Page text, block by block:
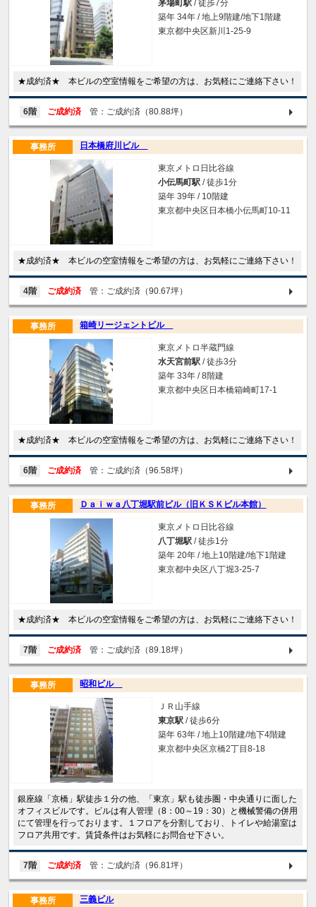
茅場町駅 / 徒歩7分
築年 34年 / 地上9階建/地下1階建
東京都中央区新川1-25-9
★成約済★ 本ビルの空室情報をご希望の方は、お気軽にご連絡下さい！
6階 ご成約済 管：ご成約済（80.88坪）
日本橋府川ビル
事務所
東京メトロ日比谷線
小伝馬町駅 / 徒歩1分
築年 39年 / 10階建
東京都中央区日本橋小伝馬町10-11
★成約済★ 本ビルの空室情報をご希望の方は、お気軽にご連絡下さい！
4階 ご成約済 管：ご成約済（90.67坪）
箱崎リージェントビル
事務所
東京メトロ半蔵門線
水天宮前駅 / 徒歩3分
築年 33年 / 8階建
東京都中央区日本橋箱崎町17-1
★成約済★ 本ビルの空室情報をご希望の方は、お気軽にご連絡下さい！
6階 ご成約済 管：ご成約済（96.58坪）
Ｄａｉｗａ八丁堀駅前ビル（旧ＫＳＫビル本館）
事務所
東京メトロ日比谷線
八丁堀駅 / 徒歩1分
築年 20年 / 地上10階建/地下1階建
東京都中央区八丁堀3-25-7
★成約済★ 本ビルの空室情報をご希望の方は、お気軽にご連絡下さい！
7階 ご成約済 管：ご成約済（89.18坪）
昭和ビル
事務所
ＪＲ山手線
東京駅 / 徒歩6分
築年 63年 / 地上10階建/地下4階建
東京都中央区京橋2丁目8-18
銀座線「京橋」駅徒歩１分の他、「東京」駅も徒歩圏・中央通りに面した
オフィスビルです。ビルは有人管理（8：00～19：30）と機械警備の併用
にて管理を行っております。１フロアを分割しており、トイレや給湯室は
フロア共用です。賃貸条件はお気軽にお問合せ下さい。
7階 ご成約済 管：ご成約済（96.81坪）
三義ビル
事務所